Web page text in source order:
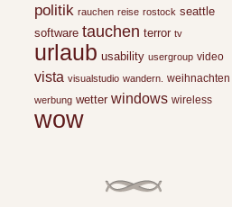
politik rauchen reise rostock seattle
software tauchen terror tv
urlaub usability usergroup video
vista visualstudio wandern. weihnachten
werbung wetter windows wireless
wow